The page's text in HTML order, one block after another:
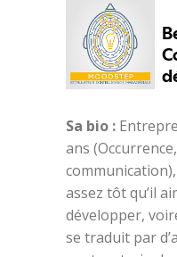
Sa bio :
ans
assez tôt qu’il
développer,
se traduit par